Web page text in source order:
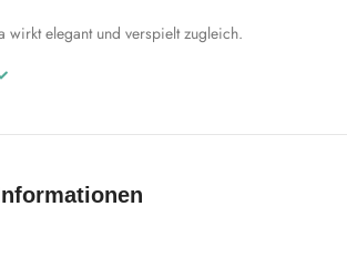
wirkt elegant und verspielt zugleich.